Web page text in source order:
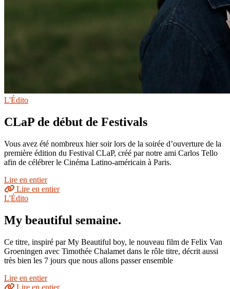
L'Édito
CLaP de début de Festivals
Vous avez été nombreux hier soir lors de la soirée d’ouverture de la
première édition du Festival CLaP, créé par notre ami Carlos Tello
afin de célébrer le Cinéma Latino-américain à Paris.
Lire en entier
Lire en entier
L'Édito
My beautiful semaine.
Ce titre, inspiré par My Beautiful boy, le nouveau film de Felix Van
Groeningen avec Timothée Chalamet dans le rôle titre, décrit aussi
très bien les 7 jours que nous allons passer ensemble
Lire en entier
Lire en entier